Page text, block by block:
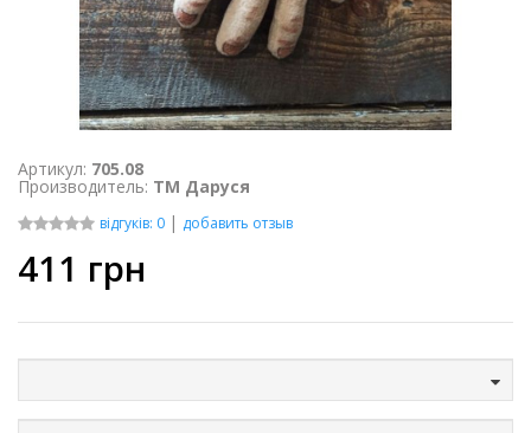
Артикул: 705.08
Производитель: ТМ Даруся
відгуків: 0 | добавить отзыв
411 грн